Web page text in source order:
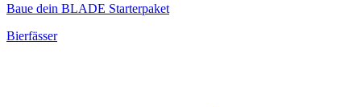
Baue dein BLADE Starterpaket
Bierfässer